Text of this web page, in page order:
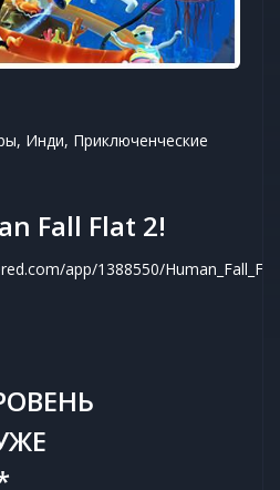
Инди, Приключенческие
Fall Flat 2!
app/1388550/